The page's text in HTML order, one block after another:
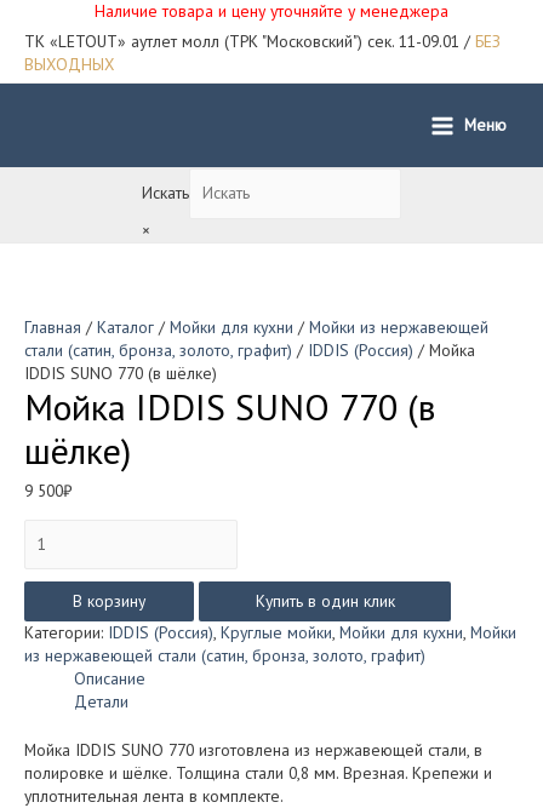
Наличие товара и цену уточняйте у менеджера
ТК «LETOUT» аутлет молл (ТРК "Московский") сек. 11-09.01 / БЕЗ
ВЫХОДНЫХ
Main
Меню
Искать
×
Главная / Каталог / Мойки для кухни / Мойки из нержавеющей
стали (сатин, бронза, золото, графит) / IDDIS (Россия) / Мойка
IDDIS SUNO 770 (в шёлке)
Мойка IDDIS SUNO 770 (в
шёлке)
9 500₽
товара
SUNO
770
(в
В корзину
Купить в один клик
Категории: IDDIS (Россия), Круглые мойки, Мойки для кухни, Мойки
из нержавеющей стали (сатин, бронза, золото, графит)
Описание
Детали
Мойка IDDIS SUNO 770 изготовлена из нержавеющей стали, в
полировке и шёлке. Толщина стали 0,8 мм. Врезная. Крепежи и
уплотнительная лента в комплекте.